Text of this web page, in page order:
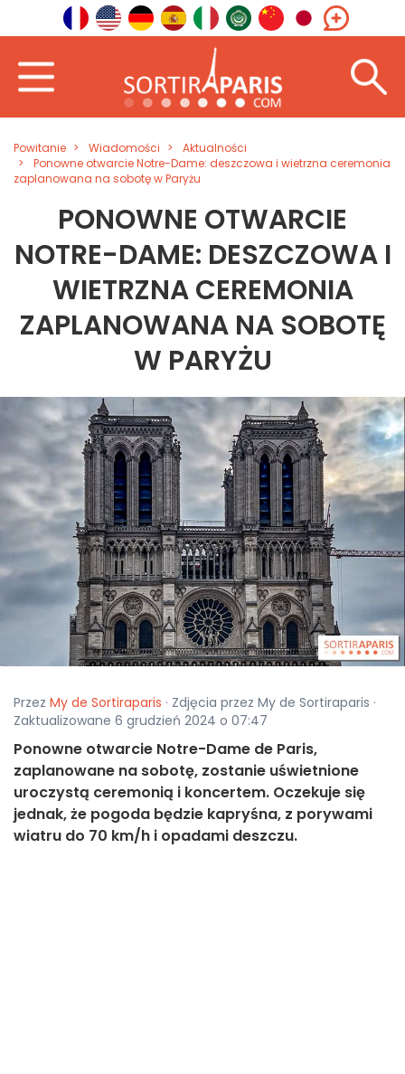
Powitanie Wiadomości
Aktualności
Ponowne otwarcie Notre-Dame: deszczowa i wietrzna ceremonia
zaplanowana na sobotę w Paryżu
PONOWNE OTWARCIE
NOTRE-DAME: DESZCZOWA I
WIETRZNA CEREMONIA
ZAPLANOWANA NA SOBOTĘ
W PARYŻU
Przez My de Sortiraparis · Zdjęcia przez My de Sortiraparis ·
Zaktualizowane 6 grudzień 2024 o 07:47
Ponowne otwarcie Notre-Dame de Paris,
zaplanowane na sobotę, zostanie uświetnione
uroczystą ceremonią i koncertem. Oczekuje się
jednak, że pogoda będzie kapryśna, z porywami
wiatru do 70 km/h i opadami deszczu.